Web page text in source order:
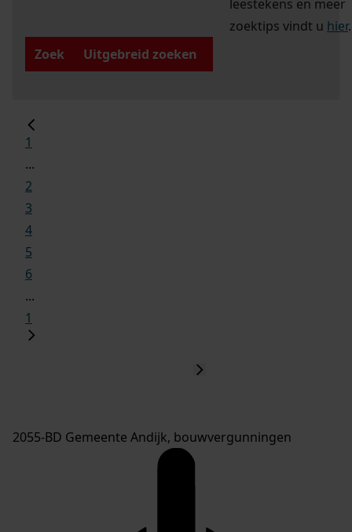
leestekens en meer
zoektips vindt u hier.
Zoek
Uitgebreid zoeken
1
...
2
3
4
5
6
...
1
2055-BD Gemeente Andijk, bouwvergunningen